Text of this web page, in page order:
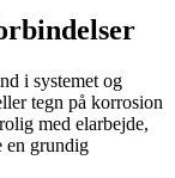
i systemet og
tegn på korrosion
med elarbejde,
en grundig